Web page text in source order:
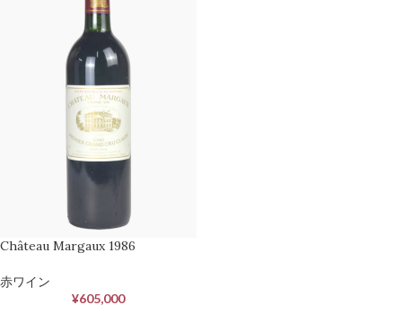
Château Margaux 1986
赤ワイン
¥605,000